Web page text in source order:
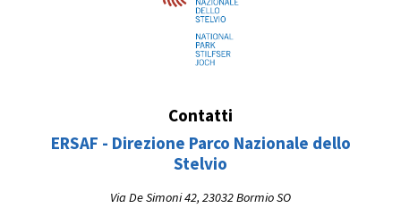
Contatti
ERSAF - Direzione Parco Nazionale dello
Stelvio
Via De Simoni 42, 23032 Bormio SO